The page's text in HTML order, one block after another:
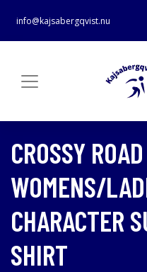
info@kajsabergqvist.nu
CROSSY ROAD
WOMENS/
CHARACTER
SHIRT